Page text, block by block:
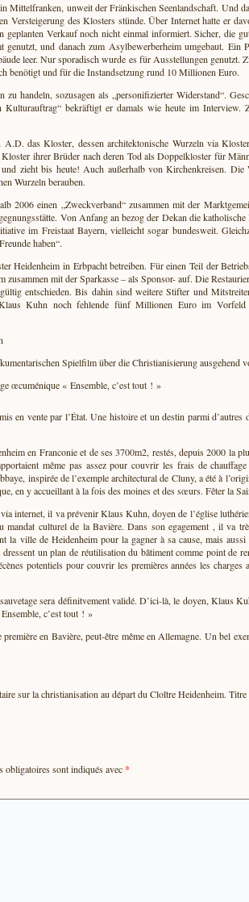
Mittelfranken, unweit der Fränkischen Seenlandschaft. Und
Versteigerung des Klosters stünde. Über Internet hatte er
geplanten Verkauf noch nicht einmal informiert. Sicher, die
genutzt, und danach zum Asylbewerberheim umgebaut.
leer. Nur sporadisch wurde es für Ausstellungen
benötigt und für die Instandsetzung rund 10 Millionen Euro.
handeln, sozusagen als „personifizierter Widerstand“.
Kulturauftrag“ bekräftigt er damals wie heute im
das Kloster, dessen architektonische Wurzeln via
ihrer Brüder nach deren Tod als Doppelkloster für
zieht bis heute! Auch außerhalb von Kirchenkreisen.
Wurzeln berauben.
2006 einen „Zweckverband“ zusammen mit der
Von Anfang an bezog der Dekan die
im Freistaat Bayern, vielleicht sogar bundesweit.
haben“.
Heidenheim in Erbpacht betreiben. Für einen Teil der
mit der Sparkasse – als Sponsor- auf. Die
entschieden. Bis dahin sind weitere Stifter und
Kuhn noch fehlende fünf Millionen Euro im Vorfeld
Spielfilm über die Christianisierung ausgehend
œcuménique « Ensemble, c’est tout ! »
en vente par l’État. Une histoire et un destin parmi
en Franconie et de ses 3700m2, restés, depuis 2000 la
même pas assez pour couvrir les frais de
inspirée de l’exemple architectural de Cluny, a été à
en y accueillant à la fois des moines et des sœurs. Fêter la
internet, il va prévenir Klaus Kuhn, doyen de l’église
mandat culturel de la Bavière. Dans son egagement , il va
la ville de Heidenheim pour la gagner à sa cause, mais
un plan de réutilisation du bâtiment comme point de
potentiels pour couvrir les premières années les
sera définitvement validé. D’ici-là, le doyen, Klaus
c’est tout ! »
en Bavière, peut-être même en Allemagne. Un bel
sur la christianisation au départ du Cloître Heidenheim.
obligatoires sont indiqués avec*